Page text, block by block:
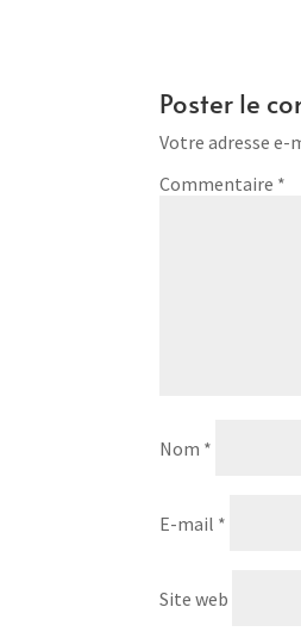
Poster le
Votre adresse e-
Commentaire *
Nom *
E-mail *
Site web